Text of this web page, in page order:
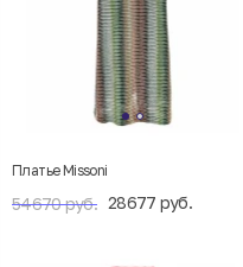
Платье Missoni
54670 руб. 28677 руб.